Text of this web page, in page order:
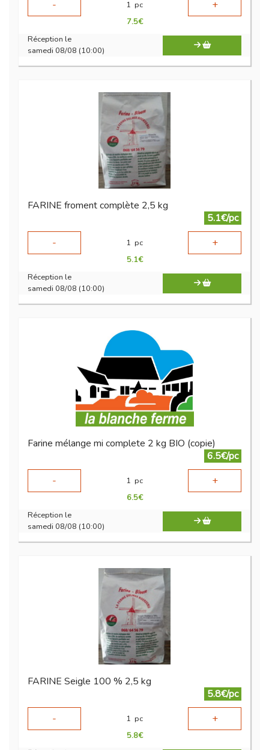
- 1 pc +
7.5€
Réception le
samedi 08/08 (10:00)
FARINE froment complète 2,5 kg
5.1€/pc
-
1 pc +
5.1€
Réception le
samedi 08/08 (10:00)
Farine mélange mi complete 2 kg BIO (copie)
6.5€/pc
-
1 pc +
6.5€
Réception le
samedi 08/08 (10:00)
FARINE Seigle 100 % 2,5 kg
5.8€/pc
-
1 pc +
5.8€